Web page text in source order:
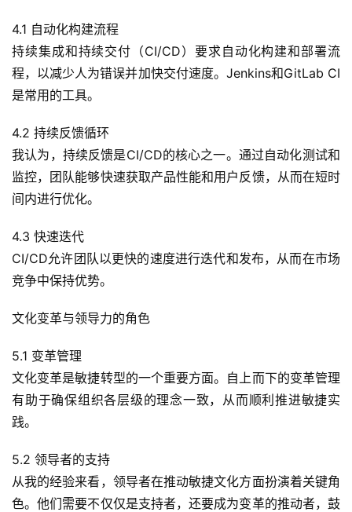
4.1 自动化构建流程
持续集成和持续交付（CI/CD）要求自动化构建和部署流
程，以减少人为错误并加快交付速度。Jenkins和GitLab CI
是常用的工具。
4.2 持续反馈循环
我认为，持续反馈是CI/CD的核心之一。通过自动化测试和
监控，团队能够快速获取产品性能和用户反馈，从而在短时
间内进行优化。
4.3 快速迭代
CI/CD允许团队以更快的速度进行迭代和发布，从而在市场
竞争中保持优势。
文化变革与领导力的角色
5.1 变革管理
文化变革是敏捷转型的一个重要方面。自上而下的变革管理
有助于确保组织各层级的理念一致，从而顺利推进敏捷实
践。
5.2 领导者的支持
从我的经验来看，领导者在推动敏捷文化方面扮演着关键角
色。他们需要不仅仅是支持者，还要成为变革的推动者，鼓